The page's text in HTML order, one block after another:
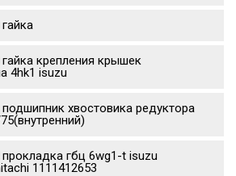
крепления крышек
4hk1 isuzu
подшипник хвостовика редуктора
прокладка гбц 6wg1-t isuzu
1111412653